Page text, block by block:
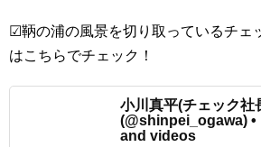
☑鞆の浦の風景を切り取っているチェ
はこちらでチェック！
小川真平(チェック社
(@shinpei_ogawa)
and videos